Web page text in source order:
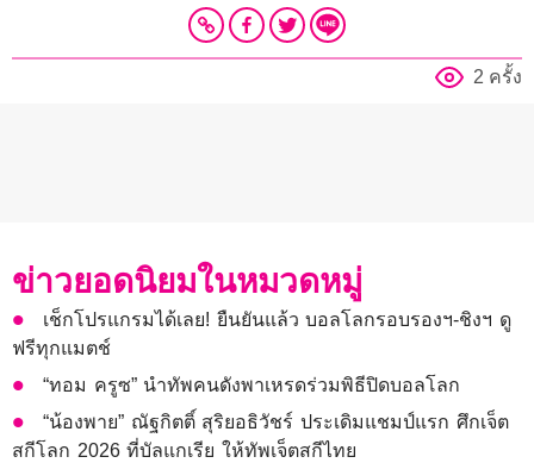
2 ครั้ง
ข่าวยอดนิยมในหมวดหมู่
เช็กโปรแกรมได้เลย! ยืนยันแล้ว บอลโลกรอบรองฯ-ชิงฯ ดู
ฟรีทุกแมตช์
“ทอม ครูซ” นำทัพคนดังพาเหรดร่วมพิธีปิดบอลโลก
“น้องพาย” ณัฐกิตติ์ สุริยอธิวัชร์ ประเดิมแชมป์แรก ศึกเจ็ต
สกีโลก 2026 ที่บัลแกเรีย ให้ทัพเจ็ตสกีไทย